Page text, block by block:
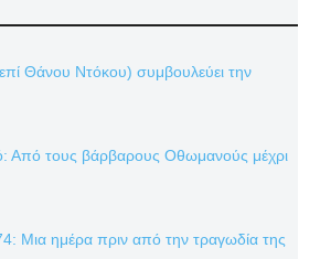
Θάνου Ντόκου) συμβουλεύει την
Από τους βάρβαρους Οθωμανούς μέχρι
Μια ημέρα πριν από την τραγωδία της